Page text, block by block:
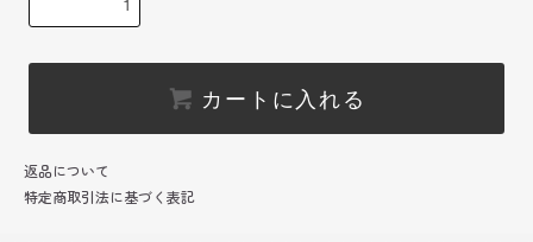
カートに入れる
返品について
特定商取引法に基づく表記